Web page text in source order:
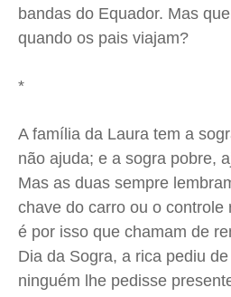
Contato
Anuncie
Privacidade
Contato
Anuncie
Privacidade
Contato
Anuncie
Privacidade
Contato
Anuncie
Privacidade
bandas do Equador. Mas
quando os pais viajam?
*
A família da Laura tem a
não ajuda; e a sogra pobre,
Mas as duas sempre
chave do carro ou o controle
é por isso que chamam de
Dia da Sogra, a rica pediu
ninguém lhe pedisse